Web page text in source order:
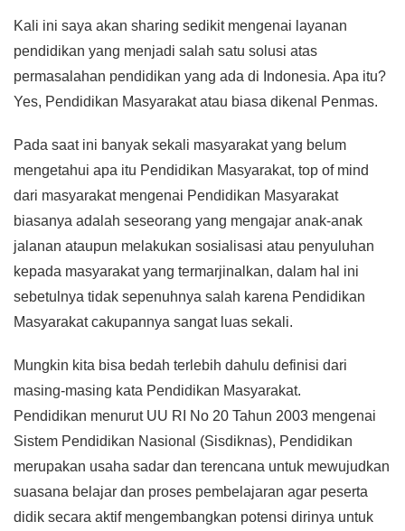
Kali ini saya akan sharing sedikit mengenai layanan
pendidikan yang menjadi salah satu solusi atas
permasalahan pendidikan yang ada di Indonesia. Apa itu?
Yes, Pendidikan Masyarakat atau biasa dikenal Penmas.
Pada saat ini banyak sekali masyarakat yang belum
mengetahui apa itu Pendidikan Masyarakat, top of mind
dari masyarakat mengenai Pendidikan Masyarakat
biasanya adalah seseorang yang mengajar anak-anak
jalanan ataupun melakukan sosialisasi atau penyuluhan
kepada masyarakat yang termarjinalkan, dalam hal ini
sebetulnya tidak sepenuhnya salah karena Pendidikan
Masyarakat cakupannya sangat luas sekali.
Mungkin kita bisa bedah terlebih dahulu definisi dari
masing-masing kata Pendidikan Masyarakat.
Pendidikan menurut UU RI No 20 Tahun 2003 mengenai
Sistem Pendidikan Nasional (Sisdiknas), Pendidikan
merupakan usaha sadar dan terencana untuk mewujudkan
suasana belajar dan proses pembelajaran agar peserta
didik secara aktif mengembangkan potensi dirinya untuk